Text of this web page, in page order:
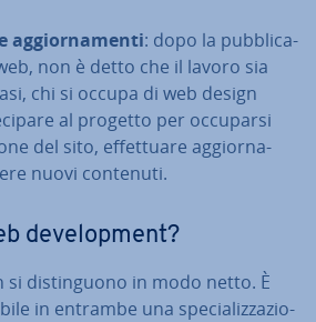
ag­gior­na­men­ti: dopo la pub­bli­ca­
non è detto che il lavoro sia
chi si occupa di web design
al progetto per occuparsi
del sito, ef­fet­tua­re ag­gior­na­
nuovi contenuti.
de­ve­lo­p­ment?
si di­stin­guo­no in modo netto. È
in entrambe una spe­cia­liz­za­zio­